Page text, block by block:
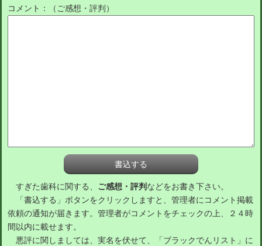
コメント：（ご感想・評判）
すぎた歯科に関する、 ご感想・評判 などをお書き下さい。
「書込する」ボタンをクリックしますと、管理者にコメント掲載
依頼の通知が届きます。管理者がコメントをチェックの上、２４時
間以内に載せます。
悪評に関しましては、実名を伏せて、「ブラックでんリスト」に